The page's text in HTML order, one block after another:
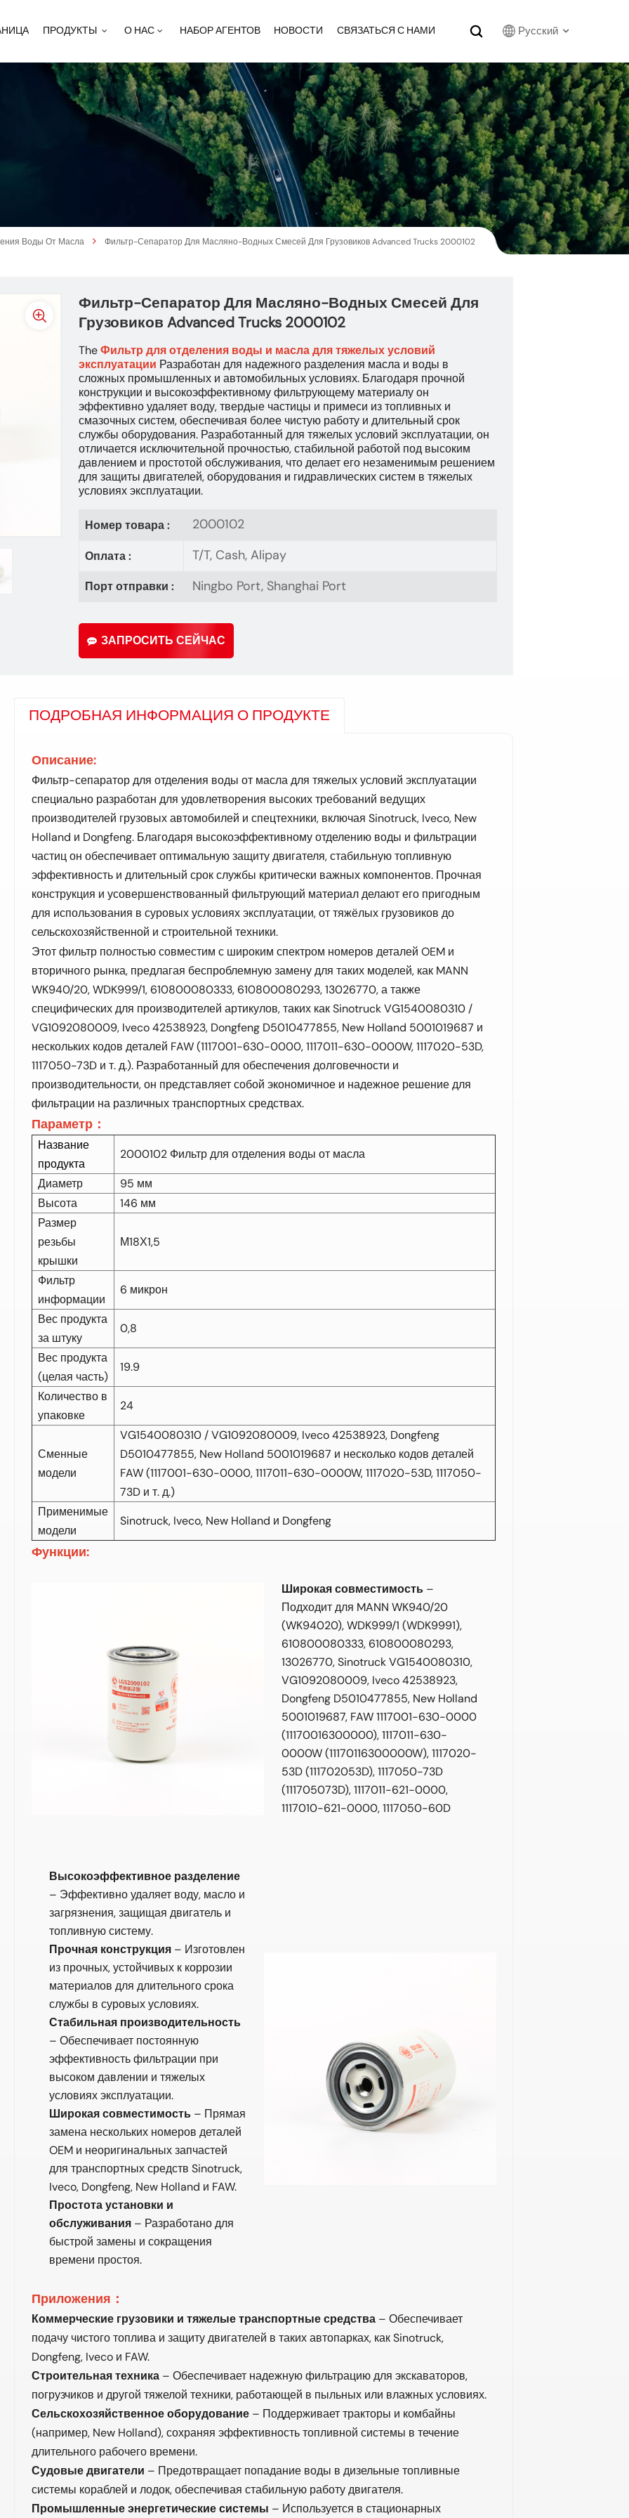
ПРОДУКТЫ О НАС НАБОР АГЕНТОВ НОВОСТИ СВЯЗАТЬСЯ С НАМИ Русский
English
Français
Русский
بالعربية
español
한국어
Воды От Масла Фильтр-Сепаратор Для Масляно-Водных Смесей Для Грузовиков Advanced Trucks 2000102
Фильтр-Сепаратор Для Масляно-Водных Смесей Для
Грузовиков Advanced Trucks 2000102
TheФильтр для отделения воды и масла для тяжелых условий
эксплуатации Разработан для надежного разделения масла и воды в
сложных промышленных и автомобильных условиях. Благодаря прочной
конструкции и высокоэффективному фильтрующему материалу он
эффективно удаляет воду, твердые частицы и примеси из топливных и
смазочных систем, обеспечивая более чистую работу и длительный срок
службы оборудования. Разработанный для тяжелых условий эксплуатации, он
отличается исключительной прочностью, стабильной работой под высоким
давлением и простотой обслуживания, что делает его незаменимым решением
для защиты двигателей, оборудования и гидравлических систем в тяжелых
условиях эксплуатации.
Номер товара : 2000102
Оплата : T/T, Cash, Alipay
Порт отправки : Ningbo Port, Shanghai Port
ЗАПРОСИТЬ СЕЙЧАС
ПОДРОБНАЯ ИНФОРМАЦИЯ О ПРОДУКТЕ
Описание:
Фильтр-сепаратор для отделения воды от масла для тяжелых условий эксплуатации
специально разработан для удовлетворения высоких требований ведущих
производителей грузовых автомобилей и спецтехники, включая Sinotruck, Iveco, New
Holland и Dongfeng. Благодаря высокоэффективному отделению воды и фильтрации
частиц он обеспечивает оптимальную защиту двигателя, стабильную топливную
эффективность и длительный срок службы критически важных компонентов. Прочная
конструкция и усовершенствованный фильтрующий материал делают его пригодным
для использования в суровых условиях эксплуатации, от тяжёлых грузовиков до
сельскохозяйственной и строительной техники.
Этот фильтр полностью совместим с широким спектром номеров деталей OEM и
вторичного рынка, предлагая беспроблемную замену для таких моделей, как MANN
WK940/20, WDK999/1, 610800080333, 610800080293, 13026770, а также
специфических для производителей артикулов, таких как Sinotruck VG1540080310 /
VG1092080009, Iveco 42538923, Dongfeng D5010477855, New Holland 5001019687 и
нескольких кодов деталей FAW (1117001-630-0000, 1117011-630-0000W, 1117020-53D,
1117050-73D и т. д.). Разработанный для обеспечения долговечности и
производительности, он представляет собой экономичное и надежное решение для
фильтрации на различных транспортных средствах.
Параметр：
Название
продукта
2000102 Фильтр для отделения воды от масла
Диаметр
95 мм
Высота
146 мм
Размер
резьбы
крышки
М18Х1,5
Фильтр
информации
6 микрон
Вес продукта
за штуку
0,8
Вес продукта
(целая часть)
19.9
Количество в
упаковке
24
Сменные
модели
VG1540080310 / VG1092080009, Iveco 42538923, Dongfeng
D5010477855, New Holland 5001019687 и несколько кодов деталей
FAW (1117001-630-0000, 1117011-630-0000W, 1117020-53D, 1117050-
73D и т. д.)
Применимые
модели
Sinotruck, Iveco, New Holland и Dongfeng
Функции:
Широкая совместимость–
Подходит для MANN WK940/20
(WK94020), WDK999/1 (WDK9991),
610800080333, 610800080293,
13026770, Sinotruck VG1540080310,
VG1092080009, Iveco 42538923,
Dongfeng D5010477855, New Holland
5001019687, FAW 1117001-630-0000
(11170016300000), 1117011-630-
0000W (11170116300000W), 1117020-
53D (111702053D), 1117050-73D
(111705073D), 1117011-621-0000,
1117010-621-0000, 1117050-60D
Высокоэффективное разделение
– Эффективно удаляет воду, масло и
загрязнения, защищая двигатель и
топливную систему.
Прочная конструкция– Изготовлен
из прочных, устойчивых к коррозии
материалов для длительного срока
службы в суровых условиях.
Стабильная производительность
– Обеспечивает постоянную
эффективность фильтрации при
высоком давлении и тяжелых
условиях эксплуатации.
Широкая совместимость – Прямая
замена нескольких номеров деталей
OEM и неоригинальных запчастей
для транспортных средств Sinotruck,
Iveco, Dongfeng, New Holland и FAW.
Простота установки и
обслуживания – Разработано для
быстрой замены и сокращения
времени простоя.
Приложения：
Коммерческие грузовики и тяжелые транспортные средства – Обеспечивает
подачу чистого топлива и защиту двигателей в таких автопарках, как Sinotruck,
Dongfeng, Iveco и FAW.
Строительная техника – Обеспечивает надежную фильтрацию для экскаваторов,
погрузчиков и другой тяжелой техники, работающей в пыльных или влажных условиях.
Сельскохозяйственное оборудование – Поддерживает тракторы и комбайны
(например, New Holland), сохраняя эффективность топливной системы в течение
длительного рабочего времени.
Судовые двигатели – Предотвращает попадание воды в дизельные топливные
системы кораблей и лодок, обеспечивая стабильную работу двигателя.
Промышленные энергетические системы – Используется в стационарных